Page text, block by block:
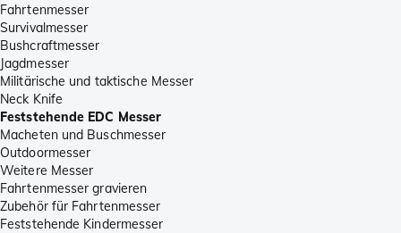
Fahrtenmesser
Survivalmesser
Bushcraftmesser
Jagdmesser
Militärische und taktische Messer
Neck Knife
Feststehende EDC Messer
Macheten und Buschmesser
Outdoormesser
Weitere Messer
Fahrtenmesser gravieren
Zubehör für Fahrtenmesser
Feststehende Kindermesser